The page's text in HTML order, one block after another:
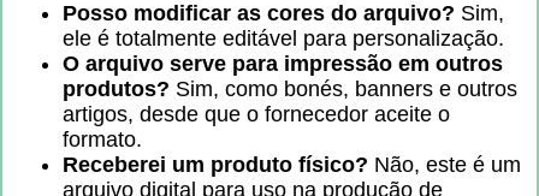
Posso modificar as cores do arquivo? Sim,
ele é totalmente editável para personalização.
O arquivo serve para impressão em outros
produtos? Sim, como bonés, banners e outros
artigos, desde que o fornecedor aceite o
formato.
Receberei um produto físico? Não, este é um
arquivo digital para uso na produção de